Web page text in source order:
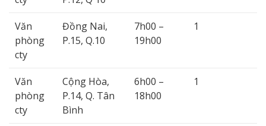
Văn
phòng
cty
Đồng Nai,
P.15, Q.10
7h00 –
19h00
1
Văn
phòng
cty
Cộng Hòa,
P.14, Q. Tân
Bình
6h00 –
18h00
1